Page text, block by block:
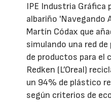
IPE Industria Gráfica
albariño 'Navegando
Martín Códax que
simulando una red
de productos para el
Redken (L’Oreal)
un 94% de plástico
según criterios de